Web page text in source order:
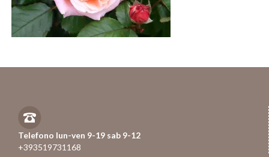
Telefono lun-ven 9-19 sab 9-12
+393519731168